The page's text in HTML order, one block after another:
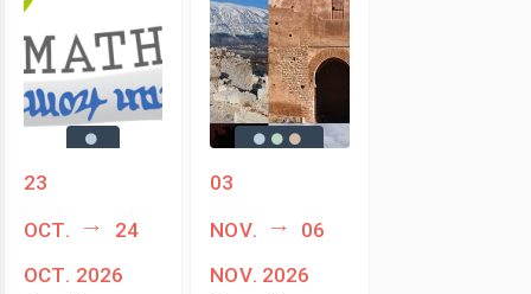
23
oct.
24
oct. 2026
03
nov.
06
nov. 2026